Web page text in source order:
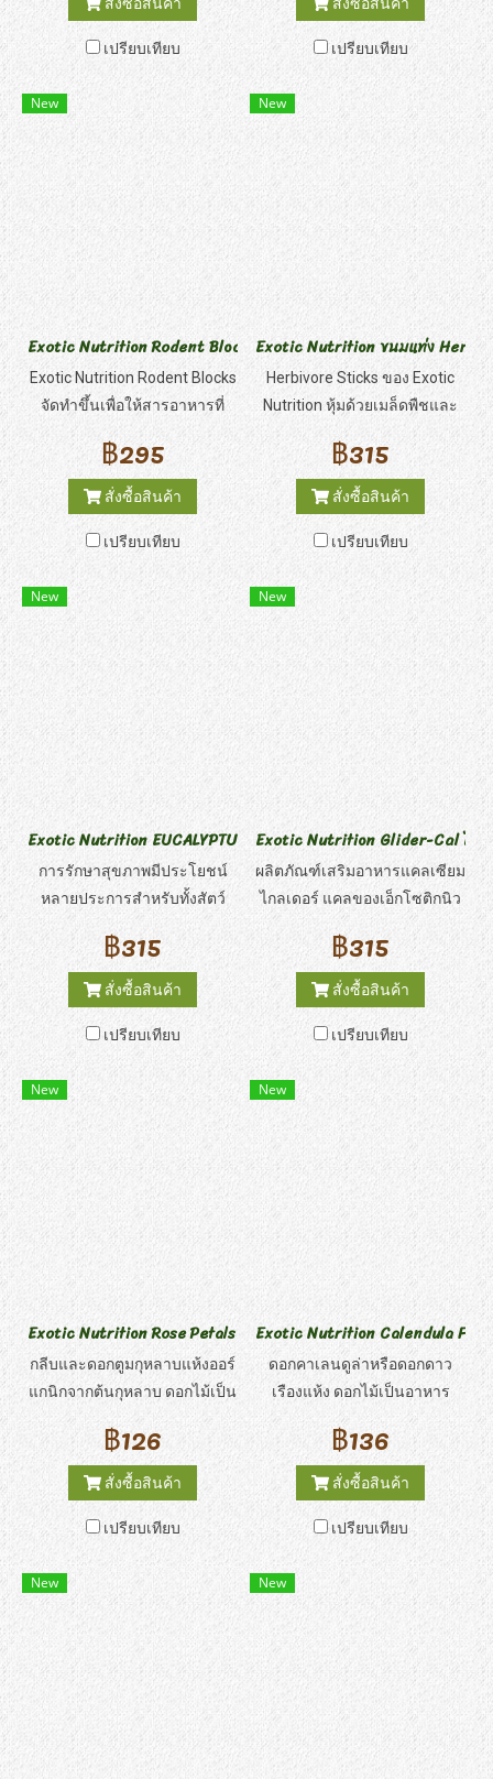
เป็นสิ่งสำคัญสำหรับสุขภาพที่ดี
และความเป็นอยู่ที่ดี และการ
เสริมวิตามินสามารถช่วยเติม
เต็มช่องว่างทางโภชนาการได้
หากอย่างน้อย 75% ของอาหาร
ชินชิล่าของคุณประกอบด้วย
อาหารชินชิล่า ไดเอท โรส ฮิป
ของเอ็กโซติก นิวทริชั่น อาหาร
เสริมก็เป็นแค่ทางเลือก
เนื่องจากอาหารเม็ดมีวิตามิน
และสารอาหารเพิ่มเติมอยู่แล้ว
เปรียบเทียบ
อัลมอนด์, ถั่วพิสตาชิโอ, เมล็ด
ฟักทอง และแครอทแห้งแสน
อร่อยเพื่อตอบสนองความอยาก
เปรียบเทียบ
New
Exotic Nutrition Rodent Blocks 1 LB
Exotic Nutrition Rodent Blocks
จัดทำขึ้นเพื่อให้สารอาหารที่
จำเป็นสำหรับการเจริญเติบโต
และการบำรุงรักษาสำหรับสัตว์
ฟันแทะส่วนใหญ่ รวมทั้งหนู หนู
แฮมสเตอร์ และหนูตะเภา
นอกจากนี้ยังเหมาะอย่างยิ่ง
สำหรับการจัดหาสารอาหารที่
เหมาะสมแก่กระรอกสัตว์เลี้ยง
และเดกูส อาหารที่มีคุณค่าทาง
โภชนาการครบถ้วนและสมดุล
฿295
สั่งซื้อสินค้า
เปรียบเทียบ
New
Exotic Nutrition ขนมแท่ง
Herbivore Sticks ของ Exotic
Nutrition หุ้มด้วยเมล็ดพืชและ
ธัญพืชหลากหลายชนิด ออกแบบ
มาเฉพาะสำหรับชินชิลล่า แพรี่
ด็อก กระรอก เดกัส แฮมสเตอร์
และสัตว์ขนาดเล็กอื่นๆ
฿315
สั่งซื้อสินค้า
เปรียบเทียบ
New
Exotic Nutrition EUCALYPTUS STICKS 3.5OZ
การรักษาสุขภาพมีประโยชน์
หลายประการสำหรับทั้งสัตว์
รักษาสามารถให้ความหลาก
หลายแก่อาหารที่ซ้ำซากจำเจ
ให้การออกกำลังกายที่ดีสำหรับ
ฟันและกราม และเพิ่มพูน
พฤติกรรมสำหรับสัตว์ที่ใช้ชีวิต
ในสภาพแวดล้อมขนาดเล็กและ
จำกัด สิ่งสำคัญที่สุดคือการ
ปฏิบัติต่อก่อให้เกิดความสัมพันธ์
ระหว่างสัตว์เลี้ยงและเจ้าของ
สัตว์เลี้ยง ช่วยในการผูกมัดและ
การฝึกอบรม
฿315
สั่งซื้อสินค้า
เปรียบเทียบ
New
Exotic Nutrition Glider-Cal ไก
ผลิตภัณฑ์เสริมอาหารแคลเซียม
ไกลเดอร์ แคลของเอ็กโซติกนิว
ทริชั่น ได้รับการออกแบบมาโดย
เฉพาะสำหรับชูการ์ไกลเดอร์ทุก
วัย อาหารกลุ่มผักและผลไม้ของ
ชูการ์ไกลเดอร์ประกอบด้วย
ฟอสฟอรัสกับแคลเซียมใน
ปริมาณที่ผกผัน มักจะมีระดับ
ฟอสฟอรัสสูงและขาดแคลน
แคลเซียม ฟอสฟอรัสในกระแส
เลือดสูงจะดึงแคลเซียมออกจาก
กระดูกทำให้กระดูกเปราะ การ
ขาดแคลเซียมจะทำให้ชูการ์
ไกลเดอร์ของคุณป่วย จากนั้นจะ
ทำให้ขาหลังเป็นอัมพาต ซึ่ง
อาการอัมพาตขาหลังพบได้บ่อย
ในชูการ์ไกลเดอร์ที่ไม่มี
แคลเซียมเสริม
฿315
สั่งซื้อสินค้า
เปรียบเทียบ
New
Exotic Nutrition Rose Petals & Buds โรส เพทเทิล แอนด์ บัดส์ ทรีส
กลีบและดอกตูมกุหลาบแห้งออร์
แกนิกจากต้นกุหลาบ ดอกไม้เป็น
อาหารเสริมที่อร่อยและดีต่อ
สุขภาพ เพราะมันให้พลังงานต่ำ
แต่มีเส้นใยอาหารมากมาย เป็น
อาหารที่เหมาะสำหรับสัตว์เลี้ยง
ของคุณ ดอกไม้แห้งเป็นอาหาร
โปรดของสัตว์กินพืช เช่น เดกู
แพรรี่ด็อก ชินชิลล่า กระรอก
กระต่าย หนูตะเภา และสัตว์กิน
พืชอื่น ๆ สัตว์เหล่านี้กินหญ้า
ดอกไม้ เมล็ดพืช เปลือกไม้ และ
฿126
สั่งซื้อสินค้า
เปรียบเทียบ
New
Exotic Nutrition Calendula
ดอกคาเลนดูล่าหรือดอกดาว
เรืองแห้ง ดอกไม้เป็นอาหาร
เสริมที่อร่อยและดีต่อสุขภาพ
เพราะมันให้พลังงานต่ำ แต่มี
เส้นใยอาหารมากมาย เป็น
อาหารที่เหมาะสำหรับสัตว์เลี้ยง
ของคุณ ดอกไม้แห้งเป็นอาหาร
โปรดของสัตว์กินพืช เช่น เดกู
แพรรี่ด็อก ชินชิลล่า กระรอก
กระต่าย หนูตะเภา และสัตว์กิน
พืชอื่น ๆ สัตว์เหล่านี้กินหญ้า
ดอกไม้ เมล็ดพืช เปลือกไม้ และ
รากไม้ในป่า
฿136
สั่งซื้อสินค้า
เปรียบเทียบ
New New